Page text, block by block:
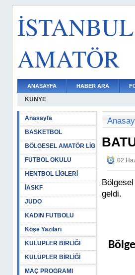
İSTANBUL
AMATÖR
ANASAYFA HABER ARA
KÜNYE
Anasayfa
BASKETBOL
BÖLGESEL AMATÖR LİG
FUTBOL OKULU
HENTBOL LİGLERİ
İASKF
JUDO
KADIN FUTBOLU
Köşe Yazıları
KULÜPLER BİRLİĞİ
KULÜPLER BİRLİĞİ
MAÇ PROGRAMI
02
geldi.